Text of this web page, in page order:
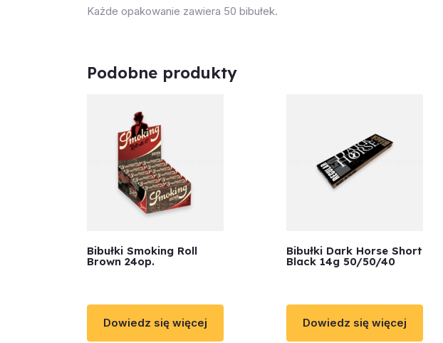
Każde opakowanie zawiera 50 bibułek.
Podobne produkty
Bibułki Smoking Roll
Brown 24op.
Dowiedz się więcej
Bibułki Dark Horse Short
Black 14g 50/50/40
Dowiedz się więcej